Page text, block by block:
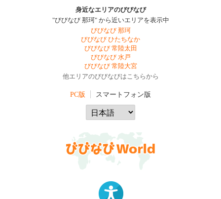
身近なエリアのびびなび
"びびなび 那珂" から近いエリアを表示中
びびなび 那珂
びびなび ひたちなか
びびなび 常陸太田
びびなび 水戸
びびなび 常陸大宮
他エリアのびびなびはこちらから
PC版 スマートフォン版